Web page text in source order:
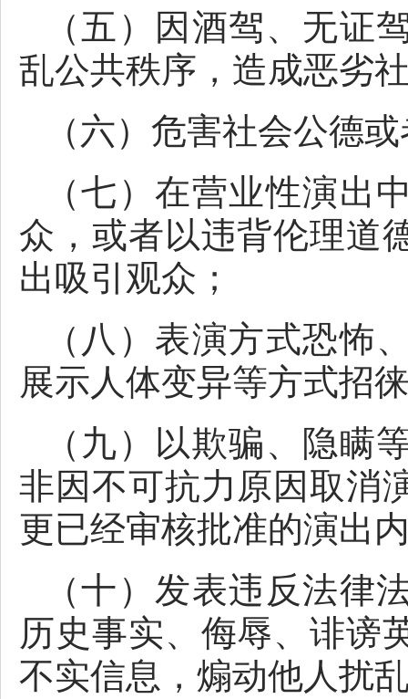
（五）因酒驾、无证
乱公共秩序，造成恶劣
（六）危害社会公德
（七）在营业性演出
众，或者以违背伦理道
出吸引观众；
（八）表演方式恐怖
展示人体变异等方式招
（九）以欺骗、隐瞒
非因不可抗力原因取消
更已经审核批准的演出
（十）发表违反法律
历史事实、侮辱、诽谤
不实信息，煽动他人扰